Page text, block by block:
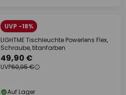
UVP -18%
LIGHTME Tischleuchte Powerlens Flex,
Schraube, titanfarben
49,90 €
UVP60,95 €
Auf Lager